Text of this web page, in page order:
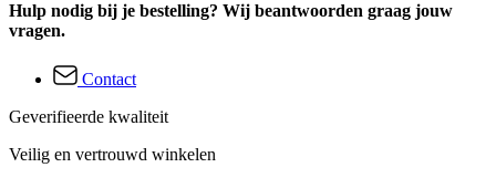
Hulp nodig bij je bestelling? Wij beantwoorden graag jouw
vragen.
Contact
Geverifieerde kwaliteit
Veilig en vertrouwd winkelen